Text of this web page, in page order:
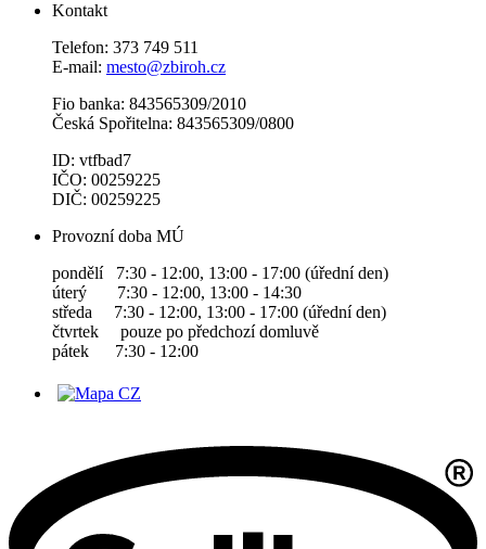
Kontakt
Telefon: 373 749 511
E-mail: mesto@zbiroh.cz
Fio banka: 843565309/2010
Česká Spořitelna: 843565309/0800
ID: vtfbad7
IČO: 00259225
DIČ: 00259225
Provozní doba MÚ
pondělí 7:30 - 12:00, 13:00 - 17:00 (úřední den)
úterý 7:30 - 12:00, 13:00 - 14:30
středa 7:30 - 12:00, 13:00 - 17:00 (úřední den)
čtvrtek pouze po předchozí domluvě
pátek 7:30 - 12:00